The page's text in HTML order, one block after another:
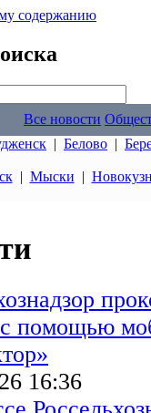
содержанию
Все новости
| Белово |
| Мыски |
с помощью
16:36